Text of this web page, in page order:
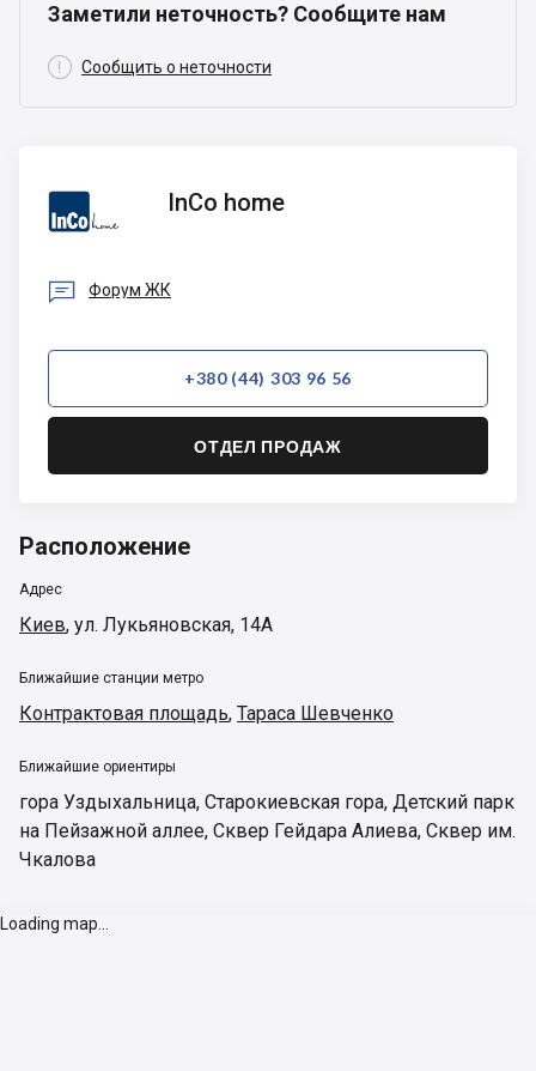
Заметили неточность? Сообщите нам
 Сообщить о неточности
InCo
home
InCo home
 Форум ЖК
+380 (44) 303 96 56
ОТДЕЛ ПРОДАЖ
Расположение
Адрес
Киев, ул. Лукьяновская, 14А
Ближайшие станции метро
Контрактовая площадь, Тараса Шевченко
Ближайшие ориентиры
гора Уздыхальница, Старокиевская гора, Детский парк
на Пейзажной аллее, Сквер Гейдара Алиева, Сквер им.
Чкалова
Loading map...